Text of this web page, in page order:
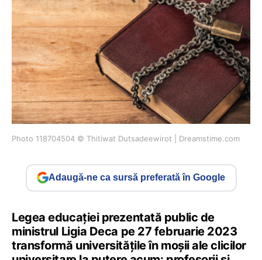
Photo 118704504 © Thitiwat Dutsadeewirot | Dreamstime.com
Adaugă-ne ca sursă preferată în Google
Legea educației prezentată public de
ministrul Ligia Deca pe 27 februarie 2023
transformă universitățile în moșii ale clicilor